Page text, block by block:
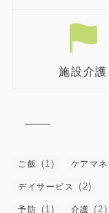
施設介護
ご飯 (1) ケアマ
デイサービス (2)
予防 (1) 介護 (2)